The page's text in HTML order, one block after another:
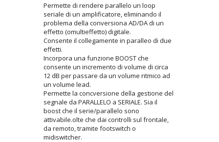
Permette di rendere parallelo un loop
seriale di un amplificatore, eliminando il
problema della conversiona AD/DA di un
effetto (omultieffetto) digitale.
Consente il collegamente in paralleo di due
effetti.
Incorpora una funzione BOOST che
consente un incremento di volume di circa
12 dB per passare da un volume ritmico ad
un volume lead.
Permette la concversione della gestione del
segnale da PARALLELO a SERIALE. Sia il
boost che il serie/parallelo sono
attivabile.olte che dai controlli sul frontale,
da remoto, tramite footswitch o
midiswitcher.